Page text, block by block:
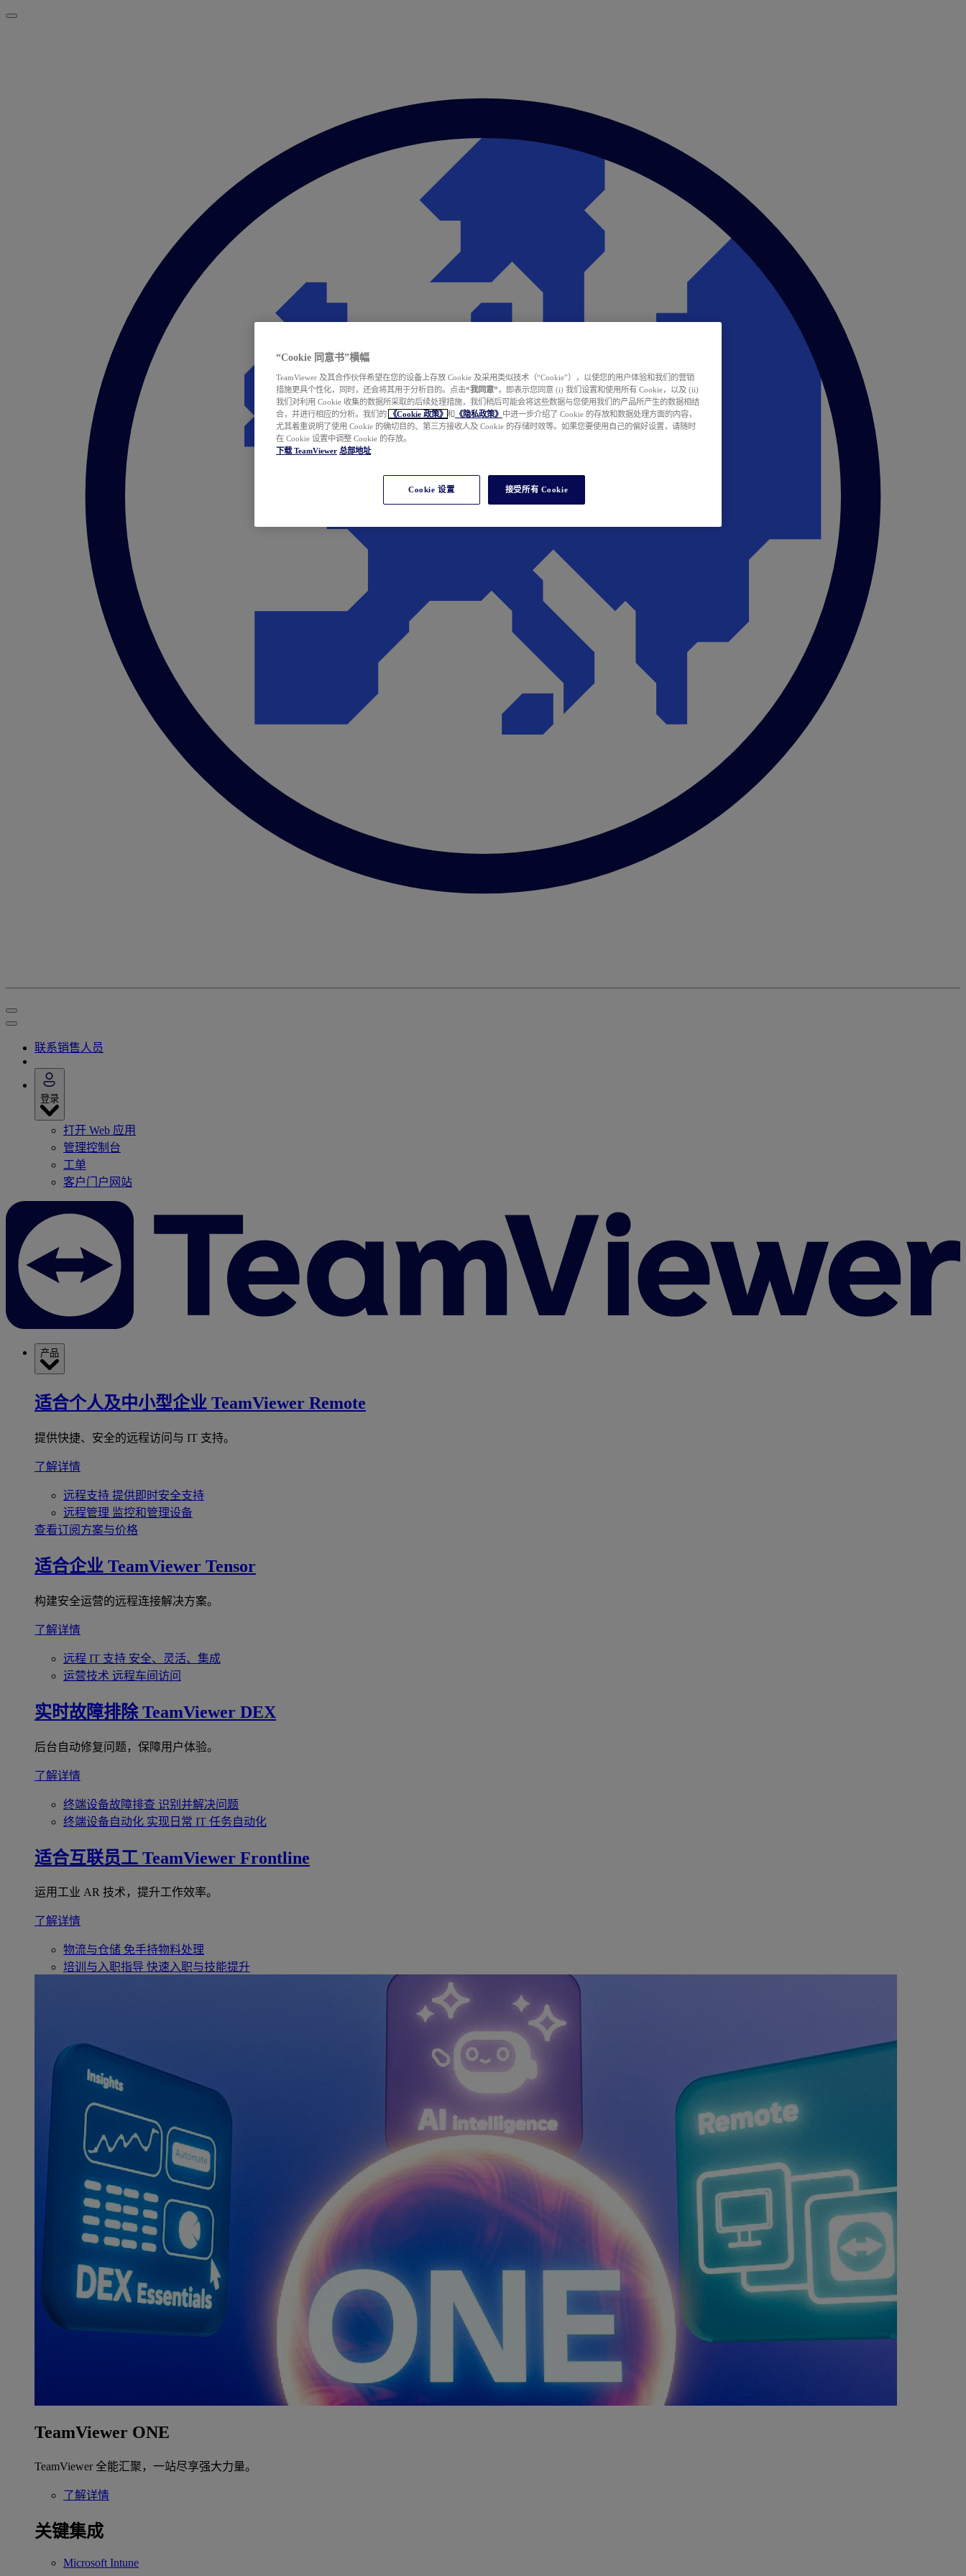
联系销售人员
登录
打开 Web 应用
管理控制台
工单
客户门户网站
产品
适合个人及中小型企业 TeamViewer Remote
提供快捷、安全的远程访问与 IT 支持。
了解详情
远程支持 提供即时安全支持
远程管理 监控和管理设备
查看订阅方案与价格
适合企业 TeamViewer Tensor
构建安全运营的远程连接解决方案。
了解详情
远程 IT 支持 安全、灵活、集成
运营技术 远程车间访问
实时故障排除 TeamViewer DEX
后台自动修复问题，保障用户体验。
了解详情
终端设备故障排查 识别并解决问题
终端设备自动化 实现日常 IT 任务自动化
适合互联员工 TeamViewer Frontline
运用工业 AR 技术，提升工作效率。
了解详情
物流与仓储 免手持物料处理
培训与入职指导 快速入职与技能提升
TeamViewer ONE
TeamViewer 全能汇聚，一站尽享强大力量。
了解详情
关键集成
Microsoft Intune
“Cookie 同意书”横幅
TeamViewer 及其合作伙伴希望在您的设备上存放 Cookie 及采用类似技术（“Cookie”），以使您的用户体验和我们的营销
措施更具个性化，同时，还会将其用于分析目的。点击“我同意” ，即表示您同意 (i) 我们设置和使用所有 Cookie，以及 (ii)
我们对利用 Cookie 收集的数据所采取的后续处理措施，我们稍后可能会将这些数据与您使用我们的产品所产生的数据相结
合，并进行相应的分析。我们的
《Cookie 政策》 和 《隐私政策》 中进一步介绍了 Cookie 的存放和数据处理方面的内容，
尤其着重说明了使用 Cookie 的确切目的、第三方接收人及 Cookie 的存储时效等。如果您要使用自己的偏好设置，请随时
在 Cookie 设置中调整 Cookie 的存放。
下载 TeamViewer 总部地址
Cookie 设置 接受所有 Cookie